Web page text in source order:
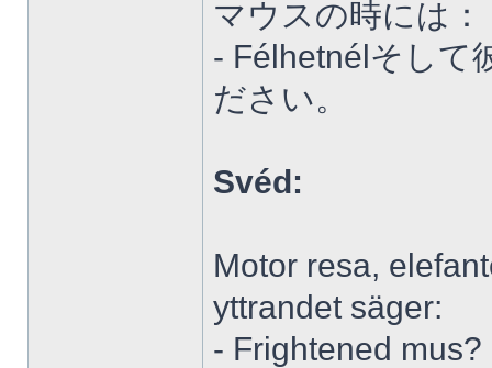
マウスの時には：
- Félhetnélそして
ださい。
Svéd:
Motor resa,
yttrandet säger:
- Frightened mus?